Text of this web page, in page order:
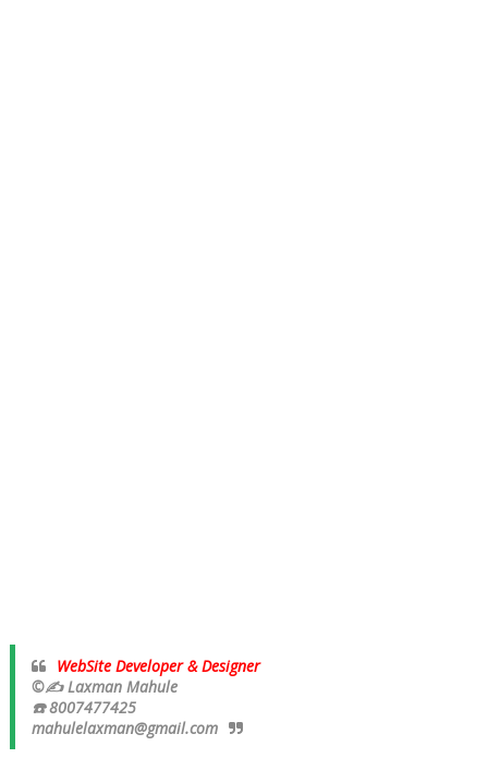
WebSite Developer & Designer
©✍ Laxman Mahule
☎️ 8007477425
mahulelaxman@gmail.com